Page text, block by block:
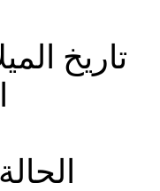
تاريخ